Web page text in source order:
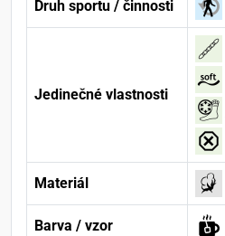
Druh sportu / činnosti
Jedinečné vlastnosti
Materiál
Barva / vzor